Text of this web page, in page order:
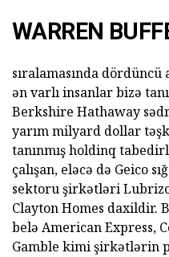
WARREN
sıralamasında dördüncü
ən varlı insanlar bizə
Berkshire Hathaway
yarım milyard dollar
tanınmış holdinq
çalışan, eləcə də Geico
sektoru şirkətləri
Clayton Homes daxildir.
belə American Express,
Gamble kimi şirkətlərin